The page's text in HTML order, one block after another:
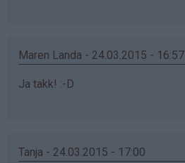
Maren Landa - 24.03.2015 - 16:57
Ja takk! :-D
Tanja - 24.03.2015 - 17:00